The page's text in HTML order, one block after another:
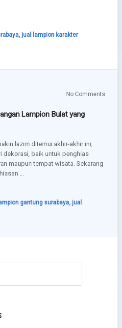
, jual lampion karakter
No Comments
Lampion Bulat yang
lazim ditemui akhir-akhir ini,
dekorasi, baik untuk penghias
maupun tempat wisata. Sekarang
…
gantung surabaya, jual